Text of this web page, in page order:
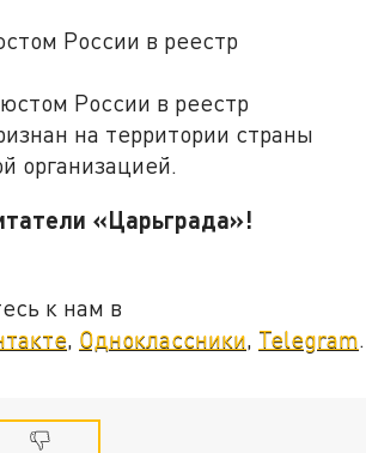
России в реестр
России в реестр
на территории страны
организацией.
«Царьграда»!
к нам в
, Одноклассники, Telegram.